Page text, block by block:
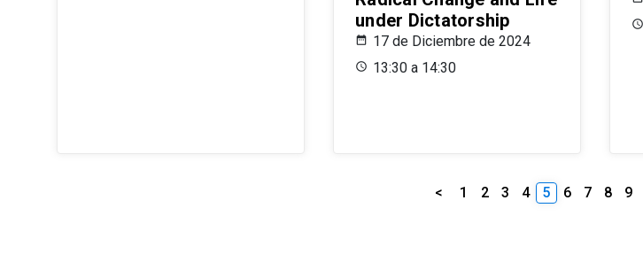
under Dictatorship
17 de Diciembre de 2024
13:30 a 14:30
< 1 2 3 4 5 6 7 8 9